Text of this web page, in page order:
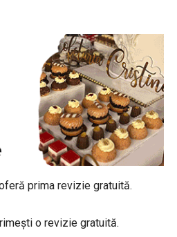
prima revizie gratuită.
o revizie gratuită.